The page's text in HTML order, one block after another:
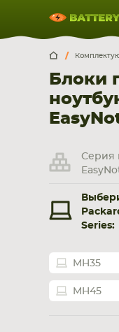
Москва
г. Москва, ул.
5 мин. ходьбы от
+7 495
9:00-21:00
смартфона,
Блоки
Серия
Series:
MH35
MH45